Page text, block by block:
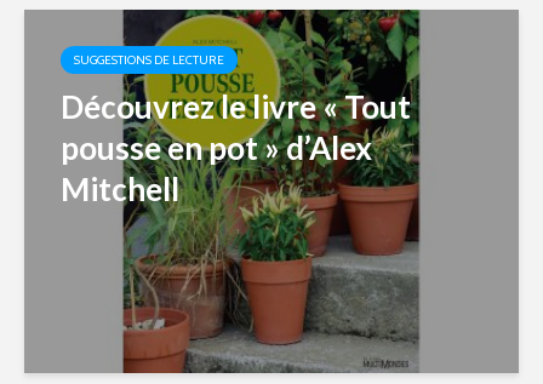
SUGGESTIONS DE LECTURE
Découvrez le livre « Tout
pousse en pot » d’Alex
Mitchell